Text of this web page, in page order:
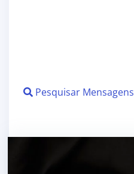
Pesquisar Mensagens